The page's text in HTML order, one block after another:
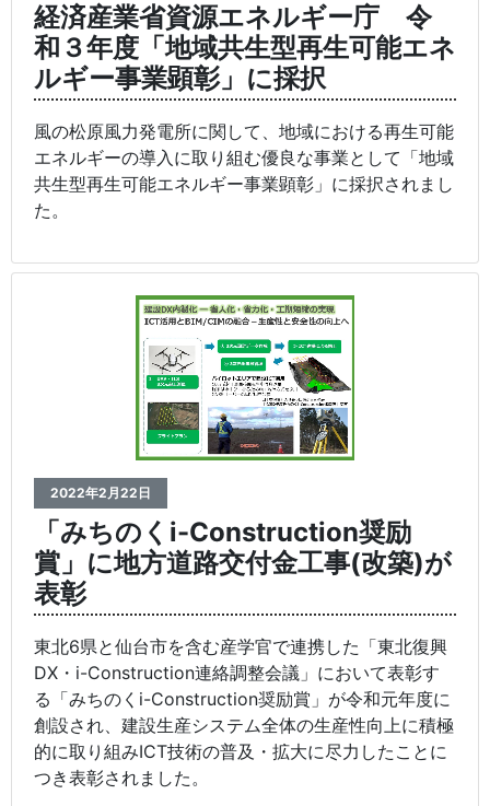
経済産業省資源エネルギー庁 令
和３年度「地域共生型再生可能エネ
ルギー事業顕彰」に採択
風の松原風力発電所に関して、地域における再生可能
エネルギーの導入に取り組む優良な事業として「地域
共生型再生可能エネルギー事業顕彰」に採択されまし
た。
2022年2月22日
「みちのくi-Construction奨励
賞」に地方道路交付金工事(改築)が
表彰
東北6県と仙台市を含む産学官で連携した「東北復興
DX・i-Construction連絡調整会議」において表彰す
る「みちのくi-Construction奨励賞」が令和元年度に
創設され、建設生産システム全体の生産性向上に積極
的に取り組みICT技術の普及・拡大に尽力したことに
つき表彰されました。